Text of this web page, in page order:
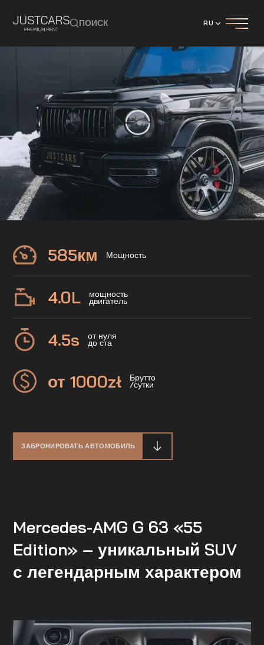
ПОИСК RU
Mercedes
G63 55 EDITION
585км Мощность
4.0L мощность
двигатель
4.5s от нуля
до ста
от 1000zł Брутто
/сутки
ЗАБРОНИРОВАТЬ АВТОМОБИЛЬ
Mercedes-AMG G 63 «55
Edition» – уникальный SUV
с легендарным характером